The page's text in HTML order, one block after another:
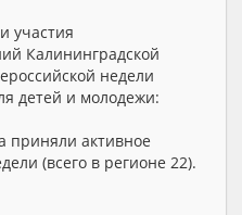
участия
Калининградской
недели
детей и молодежи:
приняли активное
(всего в регионе 22).